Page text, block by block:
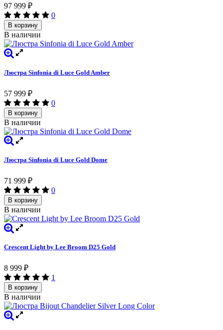
97 999 ₽
0
В корзину
В наличии
Люстра Sinfonia di Luce Gold Amber
57 999 ₽
0
В корзину
В наличии
Люстра Sinfonia di Luce Gold Dome
71 999 ₽
0
В корзину
В наличии
Crescent Light by Lee Broоm D25 Gold
8 999 ₽
1
В корзину
В наличии